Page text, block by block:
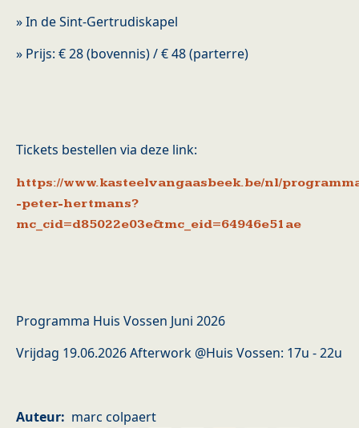
» In de Sint-Gertrudiskapel
» Prijs: € 28 (bovennis) / € 48 (parterre)
Tickets bestellen via deze link:
https://www.kasteelvangaasbeek.be/nl/
-peter-hertmans?
mc_cid=d85022e03e&mc_eid=64946e51ae
Programma Huis Vossen Juni 2026
Vrijdag 19.06.2026 Afterwork @Huis Vossen: 17u - 22u
Auteur marc colpaert